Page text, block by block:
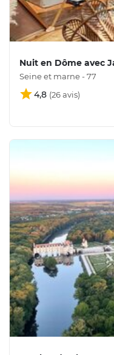
Nuit en Dôme avec
Seine et marne - 77
4,8